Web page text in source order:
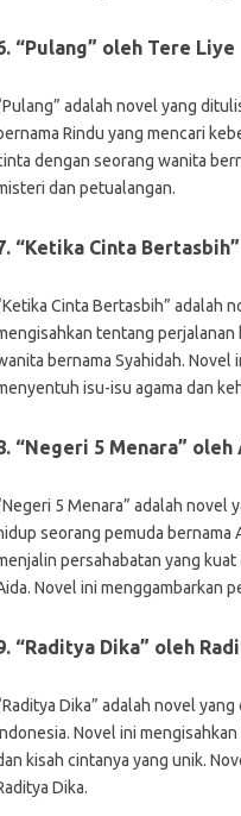
“Pulang” oleh Tere Liye
adalah novel yang
Rindu yang mencari
dengan seorang wanita
dan petualangan.
“Ketika Cinta
Cinta Bertasbih” adalah
tentang perjalanan
bernama Syahidah. Novel
isu-isu agama dan
“Negeri 5 Menara” oleh
5 Menara” adalah novel
seorang pemuda
persahabatan yang
Novel ini menggambarkan
“Raditya Dika” oleh
Dika” adalah novel
Novel ini
kisah cintanya yang unik.
Dika.